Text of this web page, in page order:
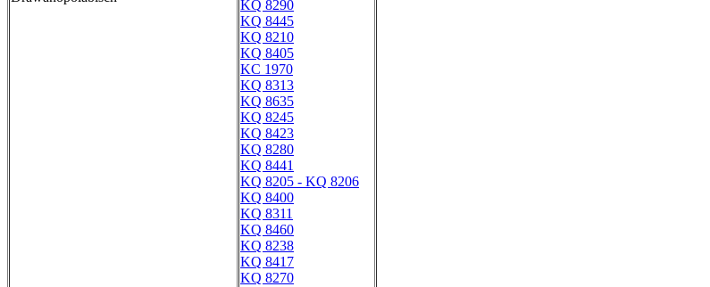
KQ 8290
KQ 8445
KQ 8210
KQ 8405
KC 1970
KQ 8313
KQ 8635
KQ 8245
KQ 8423
KQ 8280
KQ 8441
KQ 8205 - KQ 8206
KQ 8400
KQ 8311
KQ 8460
KQ 8238
KQ 8417
KQ 8270